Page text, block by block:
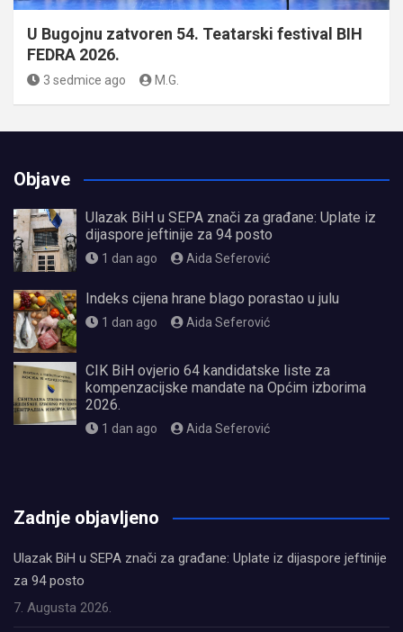
U Bugojnu zatvoren 54. Teatarski festival BIH
FEDRA 2026.
3 sedmice ago M.G.
Objave
Ulazak BiH u SEPA znači za građane: Uplate iz
dijaspore jeftinije za 94 posto
1 dan ago Aida Seferović
Indeks cijena hrane blago porastao u julu
1 dan ago Aida Seferović
CIK BiH ovjerio 64 kandidatske liste za
kompenzacijske mandate na Općim izborima
2026.
1 dan ago Aida Seferović
Zadnje objavljeno
Ulazak BiH u SEPA znači za građane: Uplate iz dijaspore jeftinije
za 94 posto
7. Augusta 2026.